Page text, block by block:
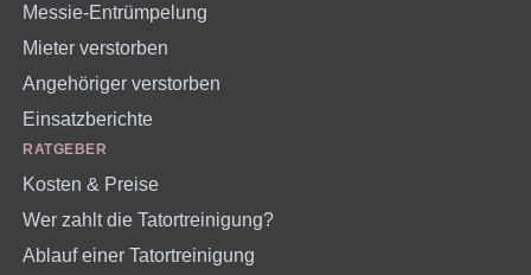
Messie-Entrümpelung
Mieter verstorben
Angehöriger verstorben
Einsatzberichte
RATGEBER
Kosten & Preise
Wer zahlt die Tatortreinigung?
Ablauf einer Tatortreinigung